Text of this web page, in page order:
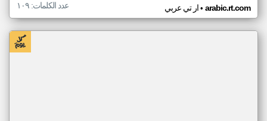
ار تي عربي• arabic.rt.com عدد الكلمات: ١٠٩